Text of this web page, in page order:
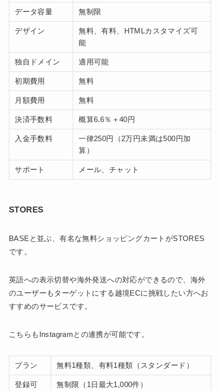
データ容量 無制限
デザイン
無料、有料、HTMLカスタマイズ可
能
独自ドメイン 適用可能
初期費用 無料
月額費用 無料
決済手数料 概算6.6％＋40円
入金手数料
一律250円（2万円未満は500円加
算）
サポート メール、チャット
STORES
BASEと並ぶ、有名な無料ショッピングカートがSTORES
です。
英語への表示切替や海外発送への対応ができるので、海外
のユーザーもターゲットにする越境ECに挑戦したい方へお
すすめのサービスです。
こちらもInstagramとの連携が可能です。
プラン 無料1種類、有料1種類（スタンダード）
登録可
無制限（1日最大1,000件）